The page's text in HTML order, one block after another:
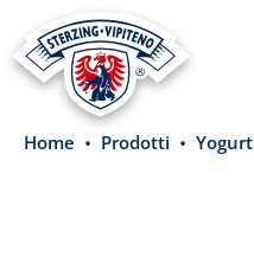
principale
Home Prodotti Yogurt